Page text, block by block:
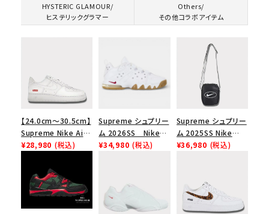
HYSTERIC GLAMOUR/
ヒステリックグラマー
Others/
その他コラボアイテム
【24.0cm～30.5cm】
Supreme Nike Air
Force 1 Low シュプ
ース１スニーカー シ
ューズ ホワイト
¥28,980 (税込)
Supreme シュプリー
ム 2026SS Nike
SB Air Max 2 CB 94
¥34,980 (税込)
Supreme シュプリー
ム 2025SS Nike
Leather Shoulder
¥36,980 (税込)